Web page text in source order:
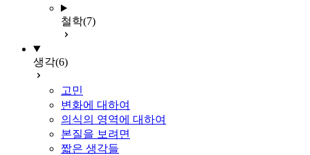
철학(7)
생각(6)
고민
변화에 대하여
의식의 영역에 대하여
본질을 보려면
짧은 생각들